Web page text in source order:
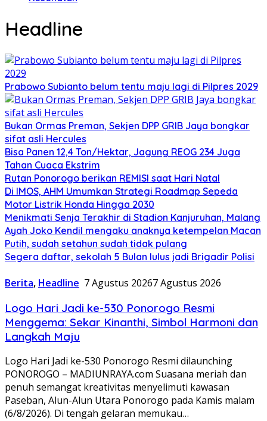
Headline
Prabowo Subianto belum tentu maju lagi di Pilpres 2029
Bukan Ormas Preman, Sekjen DPP GRIB Jaya bongkar
sifat asli Hercules
Bisa Panen 12,4 Ton/Hektar, Jagung REOG 234 Juga
Tahan Cuaca Ekstrim
Rutan Ponorogo berikan REMISI saat Hari Natal
Di IMOS, AHM Umumkan Strategi Roadmap Sepeda
Motor Listrik Honda Hingga 2030
Menikmati Senja Terakhir di Stadion Kanjuruhan, Malang
Ayah Joko Kendil mengaku anaknya ketempelan Macan
Putih, sudah setahun sudah tidak pulang
Segera daftar, sekolah 5 Bulan lulus jadi Brigadir Polisi
Berita, Headline 7 Agustus 20267 Agustus 2026
Logo Hari Jadi ke-530 Ponorogo Resmi
Menggema: Sekar Kinanthi, Simbol Harmoni dan
Langkah Maju
Logo Hari Jadi ke-530 Ponorogo Resmi dilaunching
PONOROGO – MADIUNRAYA.com Suasana meriah dan
penuh semangat kreativitas menyelimuti kawasan
Paseban, Alun-Alun Utara Ponorogo pada Kamis malam
(6/8/2026). Di tengah gelaran memukau…